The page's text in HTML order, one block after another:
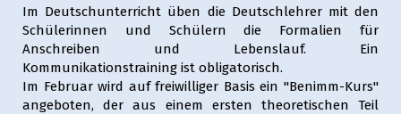
Im Deutschunterricht üben die Deutschlehrer mit den
Schülerinnen und Schülern die Formalien für
Anschreiben und Lebenslauf. Ein
Kommunikationstraining ist obligatorisch.
Im Februar wird auf freiwilliger Basis ein "Benimm-Kurs"
angeboten, der aus einem ersten theoretischen Teil